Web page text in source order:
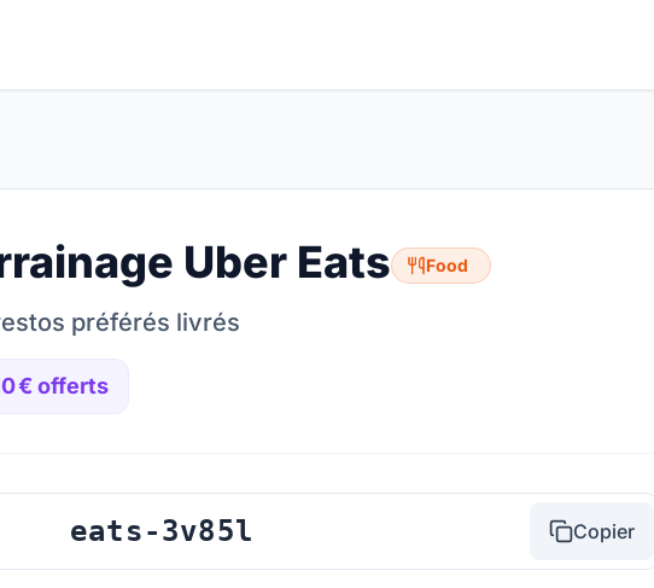
Uber Eats Food
préférés livrés
€ offerts
eats-3v85l Copier